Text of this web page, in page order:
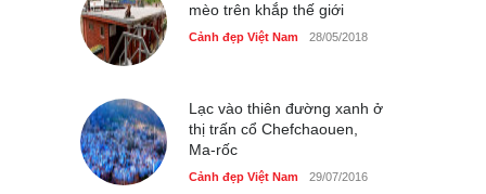
cốt dừa miền Tây ở Sài Gòn
Cảnh đẹp Việt Nam 24/04/2020
dân dã ở Sài Gòn
Cảnh đẹp Việt Nam 25/04/2020
mèo trên khắp thế giới
Cảnh đẹp Việt Nam 28/05/2018
Lạc vào thiên đường xanh ở
thị trấn cổ Chefchaouen,
Ma-rốc
Cảnh đẹp Việt Nam 29/07/2016